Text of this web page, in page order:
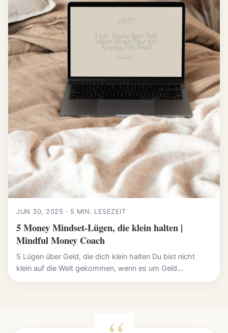
JUN 30, 2025 · 5 MIN. LESEZEIT
5 Money Mindset-Lügen, die klein halten |
Mindful Money Coach
5 Lügen über Geld, die dich klein halten Du bist nicht
klein auf die Welt gekommen, wenn es um Geld...